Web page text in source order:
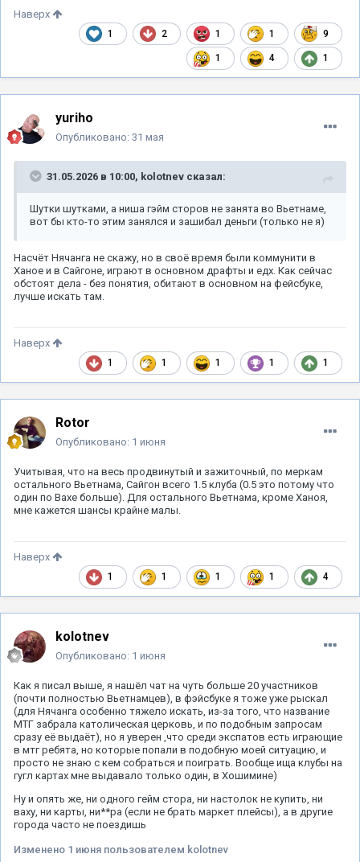
1 2 1 1 9
1 4 1
Наверх
yuriho
Опубликовано: 31 мая
31.05.2026 в 10:00, kolotnev сказал:
Шутки шутками, а ниша гэйм сторов не занята во Вьетнаме,
вот бы кто-то этим занялся и зашибал деньги (только не я)
Насчёт Нячанга не скажу, но в своё время были коммунити в
Ханое и в Сайгоне, играют в основном драфты и едх. Как сейчас
обстоят дела - без понятия, обитают в основном на фейсбуке,
лучше искать там.
1 1 1 1 1
Наверх
Rotor
Опубликовано: 1 июня
Учитывая, что на весь продвинутый и зажиточный, по меркам
остального Вьетнама, Сайгон всего 1.5 клуба (0.5 это потому что
один по Вахе больше). Для остального Вьетнама, кроме Ханоя,
мне кажется шансы крайне малы.
1 1 1 1 4
Наверх
kolotnev
Опубликовано: 1 июня
Как я писал выше, я нашёл чат на чуть больше 20 участников
(почти полностью Вьетнамцев), в фэйсбуке я тоже уже рыскал
(для Нячанга особенно тяжело искать, из-за того, что название
МТГ забрала католическая церковь, и по подобным запросам
сразу её выдаёт), но я уверен ,что среди экспатов есть играющие
в мтг ребята, но которые попали в подобную моей ситуацию, и
просто не знаю с кем собраться и поиграть. Вообще ища клубы на
гугл картах мне выдавало только один, в Хошимине)
Ну и опять же, ни одного гейм стора, ни настолок не купить, ни
ваху, ни карты, ни**ра (если не брать маркет плейсы), а в другие
города часто не поездишь
Изменено 1 июня пользователем kolotnev